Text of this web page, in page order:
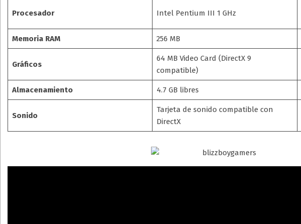
Procesador Intel Pentium III 1 GHz
Memoria RAM 256 MB
Gráficos
64 MB Video Card (DirectX 9
compatible)
Almacenamiento 4.7 GB libres
Sonido
Tarjeta de sonido compatible con
DirectX